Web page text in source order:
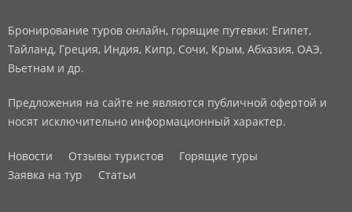
Бронирование туров онлайн, горящие путевки: Египет,
Тайланд, Греция, Индия, Кипр, Сочи, Крым, Абхазия, ОАЭ,
Вьетнам и др.
Предложения на сайте не являются публичной офертой и
носят исключительно информационный характер.
Новости Отзывы туристов
Горящие туры
Заявка на тур
Статьи